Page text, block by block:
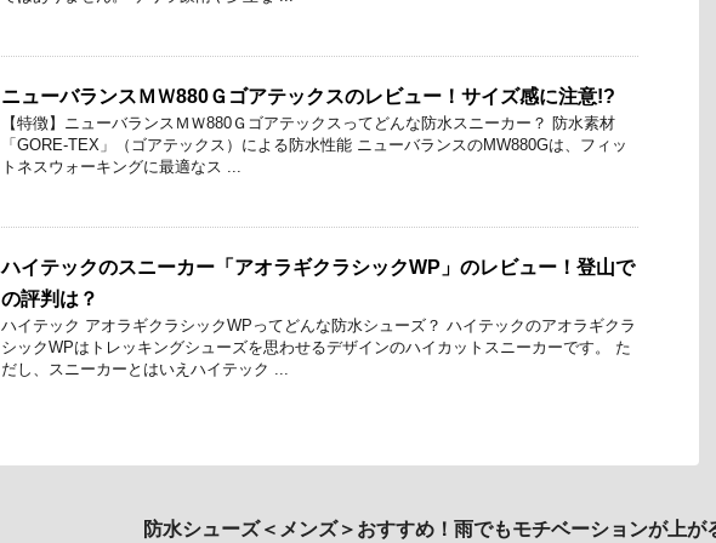
ニューバランスＭＷ880Ｇゴアテックスのレビュー！サイズ感に注意!?
【特徴】ニューバランスＭＷ880Ｇゴアテックスってどんな防水スニーカー？ 防水素材
「GORE-TEX」（ゴアテックス）による防水性能 ニューバランスのMW880Gは、フィッ
トネスウォーキングに最適なス ...
ハイテックのスニーカー「アオラギクラシックWP」のレビュー！登山で
の評判は？
ハイテック アオラギクラシックWPってどんな防水シューズ？ ハイテックのアオラギクラ
シックWPはトレッキングシューズを思わせるデザインのハイカットスニーカーです。 た
だし、スニーカーとはいえハイテック ...
防水シューズ＜メンズ＞おすすめ！雨でもモチベーションが上が